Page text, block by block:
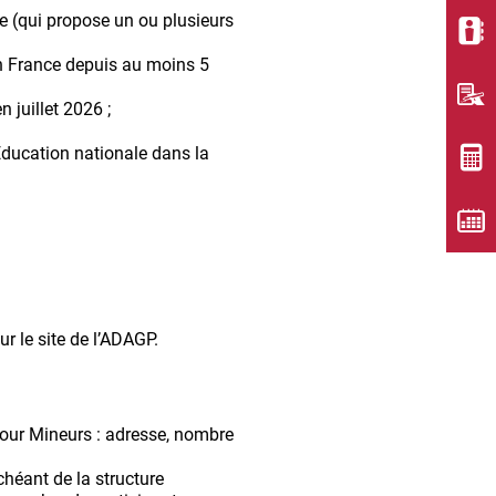
(qui propose un ou plusieurs
France depuis au moins 5
juillet 2026 ;
nationale dans la
le site de l’ADAGP.
Mineurs : adresse, nombre
de la structure